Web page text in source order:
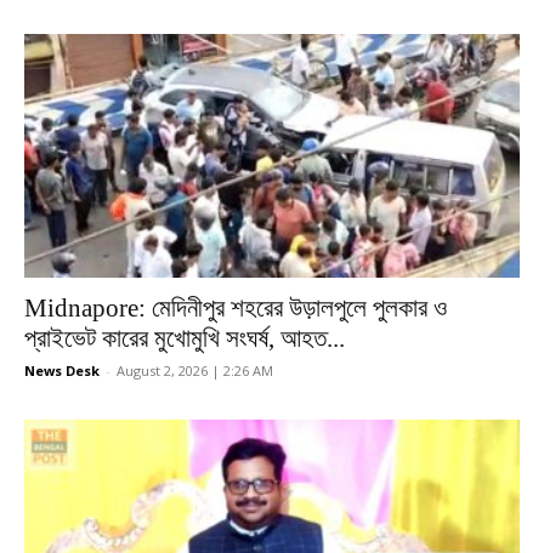
Midnapore: মেদিনীপুর শহরের উড়ালপুলে পুলকার ও
প্রাইভেট কারের মুখোমুখি সংঘর্ষ, আহত...
News Desk - August 2, 2026 | 2:26 AM